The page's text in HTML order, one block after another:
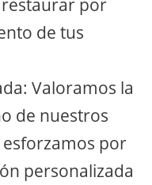
restaurar por
de tus
Valoramos la
de nuestros
por
personalizada